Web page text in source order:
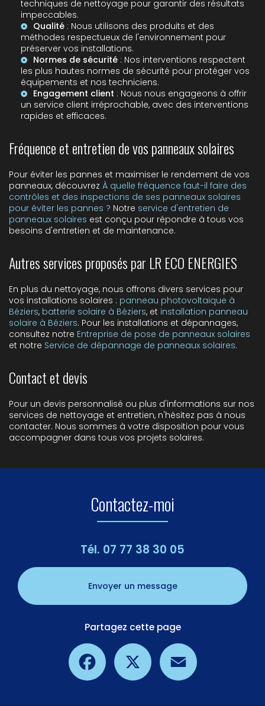
techniques de nettoyage pour garantir des résultats
impeccables.
Qualité : Nous utilisons des produits et des
méthodes respectueux de l'environnement pour
préserver vos installations.
Normes de sécurité : Nos interventions respectent
les plus hautes normes de sécurité pour protéger vos
équipements et nos techniciens.
Engagement client : Nous nous engageons à offrir
un service client irréprochable, avec des interventions
rapides et efficaces.
Fréquence et entretien de vos panneaux solaires
Pour éviter les pannes et maximiser le rendement de vos
panneaux, découvrez À quelle fréquence faut-il faire des
contrôles et des inspections de ses panneaux solaires
pour éviter les pannes ? Notre service d'entretien de
panneaux solaires est conçu pour répondre à tous vos
besoins d'entretien et de maintenance.
Autres services proposés par LR ECO ENERGIES
En plus du nettoyage, nous offrons divers services pour
vos installations solaires : panneau photovoltaique à
Béziers, batterie solaire à Béziers, et installation panneau
solaire à Béziers. Pour les installations et dépannages,
consultez notre Entreprise de pose de panneaux solaires
et notre Service de dépannage de panneaux solaires.
Contact et devis
Pour un devis personnalisé ou plus d'informations sur nos
services de nettoyage et entretien, n'hésitez pas à nous
contacter. Nous sommes à votre disposition pour vous
accompagner dans tous vos projets solaires.
Contactez-moi
Tél. 07 77 38 30 05
Envoyer un message
Partagez cette page
Facebook